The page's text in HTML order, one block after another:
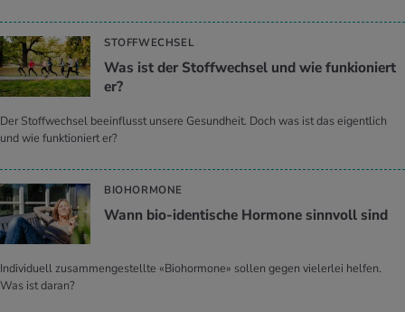
STOFFWECHSEL
Was ist der Stoff­wech­sel und wie fun­kio­niert
er?
Der Stoffwechsel beeinflusst unsere Gesundheit. Doch was ist das eigentlich
und wie funktioniert er?
BIOHORMONE
Wann bio-iden­ti­sche Hor­mo­ne sinn­voll sind
Individuell zusammengestellte «Biohormone» sollen gegen vielerlei helfen.
Was ist daran?